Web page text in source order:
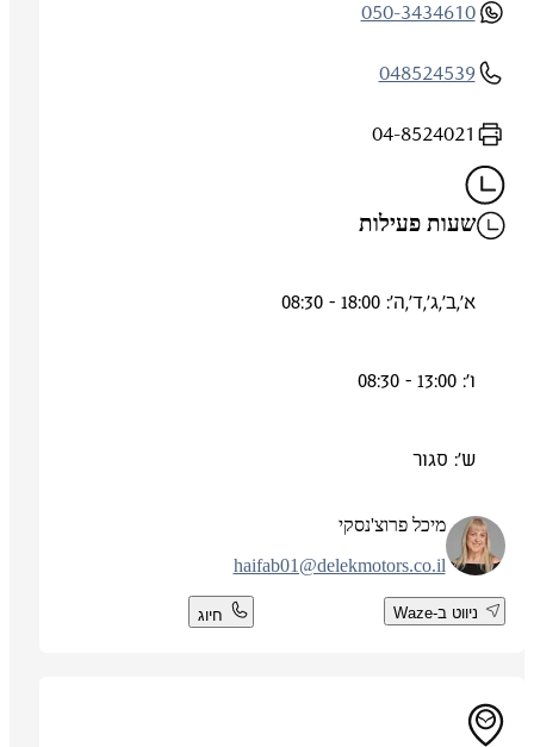
050-3434610
048524539
04-8524021
שעות פעילות
א',ב',ג',ד',ה': 18:00 - 08:30
ש': סגור
מיכל פרוצ'נסקי
haifab01@delekmotors.co.il
ניווט ב-Waze חיוג